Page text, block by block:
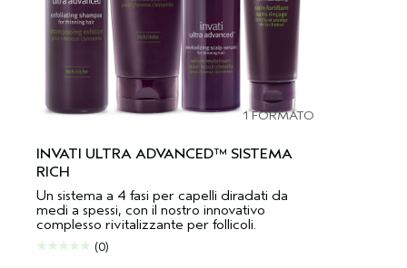
1 FORMATO
INVATI ULTRA ADVANCED™ SISTEMA
RICH
Un sistema a 4 fasi per capelli diradati da
medi a spessi, con il nostro innovativo
complesso rivitalizzante per follicoli.
(0)